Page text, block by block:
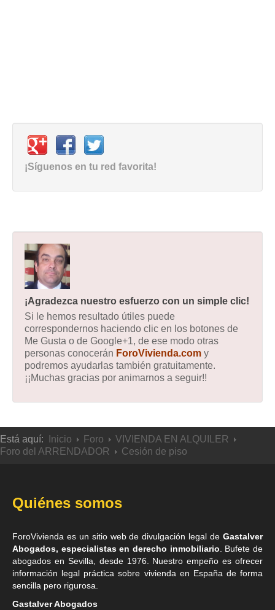
¡Síguenos en tu red favorita!
¡Agradezca nuestro esfuerzo con un simple clic!
Si le hemos resultado útiles puede
correspondernos haciendo clic en los botones de
Me Gusta o de Google+1, de ese modo otras
personas conocerán ForoVivienda.com y
podremos ayudarlas también gratuitamente.
¡¡Muchas gracias por animarnos a seguir!!
Está aquí: Inicio Foro
VIVIENDA EN ALQUILER
Foro del ARRENDADOR
Cesión de piso
Quiénes somos
ForoVivienda es un sitio web de divulgación legal de Gastalver
Abogados, especialistas en derecho inmobiliario . Bufete de
abogados en Sevilla , desde 1976. Nuestro empeño es ofrecer
información legal práctica sobre vivienda en España de forma
sencilla pero rigurosa.
Gastalver Abogados